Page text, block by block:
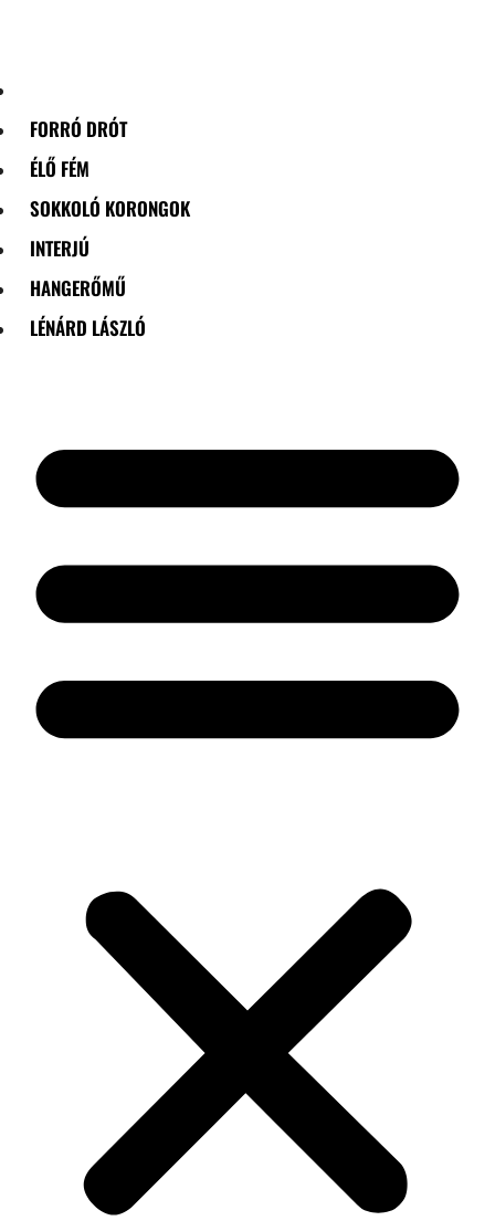
FORRÓ DRÓT
ÉLŐ FÉM
SOKKOLÓ KORONGOK
INTERJÚ
HANGERŐMŰ
LÉNÁRD LÁSZLÓ